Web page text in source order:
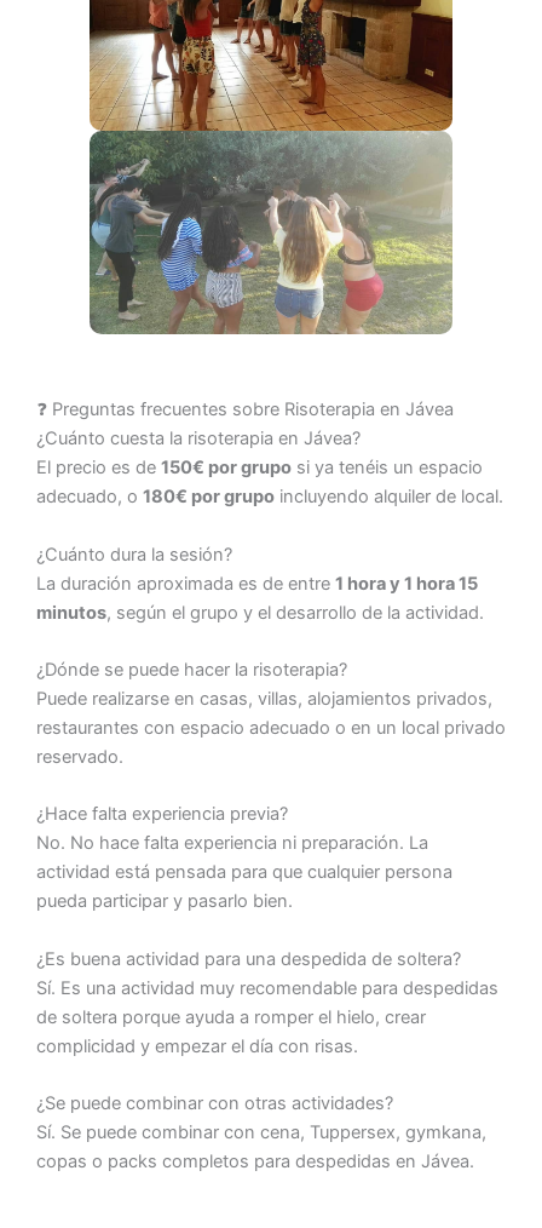
❓ Preguntas frecuentes sobre Risoterapia en Jávea
¿Cuánto cuesta la risoterapia en Jávea?
El precio es de 150€ por grupo si ya tenéis un espacio
adecuado, o 180€ por grupo incluyendo alquiler de local.
¿Cuánto dura la sesión?
La duración aproximada es de entre 1 hora y 1 hora 15
minutos, según el grupo y el desarrollo de la actividad.
¿Dónde se puede hacer la risoterapia?
Puede realizarse en casas, villas, alojamientos privados,
restaurantes con espacio adecuado o en un local privado
reservado.
¿Hace falta experiencia previa?
No. No hace falta experiencia ni preparación. La
actividad está pensada para que cualquier persona
pueda participar y pasarlo bien.
¿Es buena actividad para una despedida de soltera?
Sí. Es una actividad muy recomendable para despedidas
de soltera porque ayuda a romper el hielo, crear
complicidad y empezar el día con risas.
¿Se puede combinar con otras actividades?
Sí. Se puede combinar con cena, Tuppersex, gymkana,
copas o packs completos para despedidas en Jávea.